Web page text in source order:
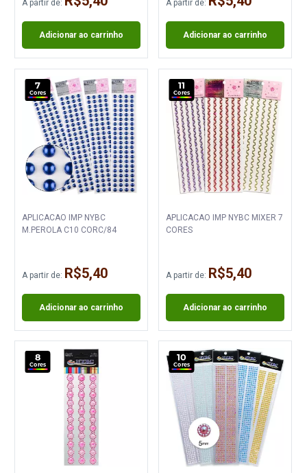
A partir de:
Adicionar ao carrinho
A partir de:
Adicionar ao carrinho
7
Cores
APLICACAO IMP NYBC
M.PEROLA C10 CORC/84
A partir de: R$5,40
Adicionar ao carrinho
11
Cores
APLICACAO IMP NYBC MIXER 7
CORES
A partir de: R$5,40
Adicionar ao carrinho
8
Cores
10
Cores